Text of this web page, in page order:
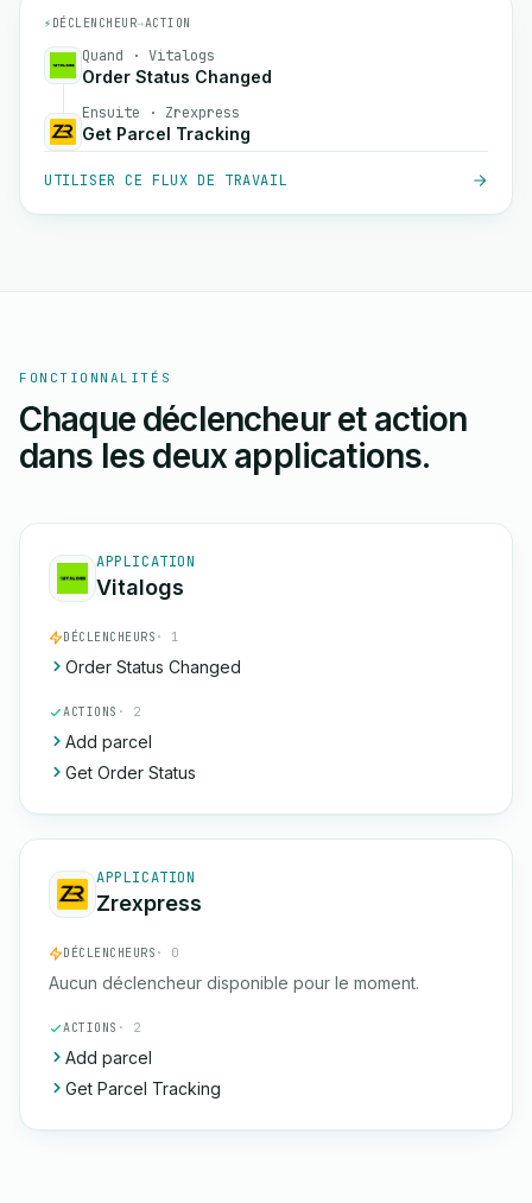
⚡ DÉCLENCHEUR→ACTION
Quand · Vitalogs
Order Status Changed
Ensuite · Zrexpress
Get Parcel Tracking
UTILISER CE FLUX DE TRAVAIL
FONCTIONNALITÉS
Chaque déclencheur et action
dans les deux applications.
APPLICATION
Vitalogs
DÉCLENCHEURS · 1
Order Status Changed
ACTIONS · 2
Add parcel
Get Order Status
APPLICATION
Zrexpress
DÉCLENCHEURS · 0
Aucun déclencheur disponible pour le moment.
ACTIONS · 2
Add parcel
Get Parcel Tracking